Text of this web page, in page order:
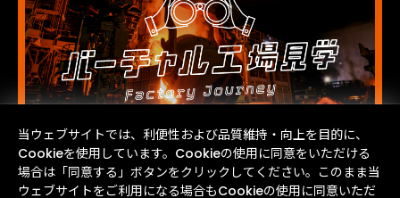
当ウェブサイトでは、利便性および品質維持・向上を目的に、
Cookieを使用しています。Cookieの使用に同意をいただける
場合は「同意する」ボタンをクリックしてください。このまま当
ウェブサイトをご利用になる場合もCookieの使用に同意いただ